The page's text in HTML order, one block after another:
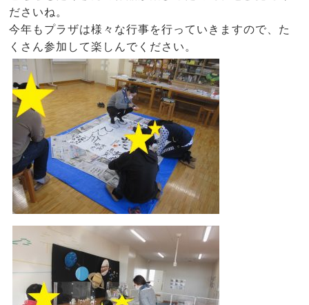
ださいね。
今年もプラザは様々な行事を行っていきますので、た
くさん参加して楽しんでください。